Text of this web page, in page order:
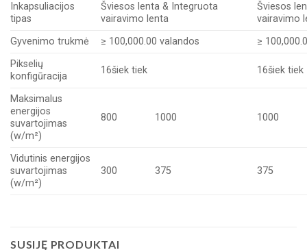
Inkapsuliacijos
tipas
Šviesos lenta & Integruota
vairavimo lenta
Šviesos
vairavimo
Gyvenimo trukmė
≥ 100,000.00 valandos
≥
Pikselių
konfigūracija
16šiek tiek 16šiek tiek
Maksimalus
energijos
suvartojimas
(w/m²)
800 1000 1000
Vidutinis energijos
suvartojimas
(w/m²)
300 375 375
SUSIJĘ PRODUKTAI